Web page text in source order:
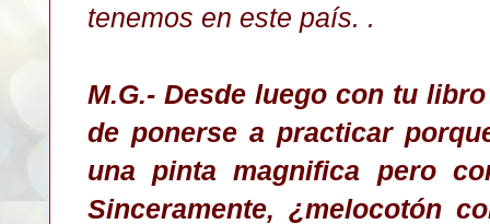
tenemos en este país. .
M.G.- Desde luego con tu
de ponerse a practicar
una pinta magnifica pero
Sinceramente, ¿melocotón